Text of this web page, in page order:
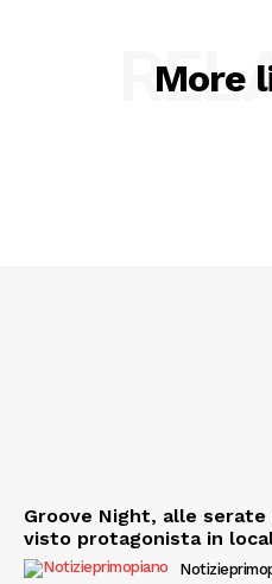
More
Groove Night, alle serate
visto protagonista in